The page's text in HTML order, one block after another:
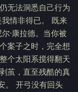
无法洞悉自己行为
情非得已。 既来
·康拉德。当你被
案子之时，完全想
个太阳系搅得翻天
茧，直至残酷的真
。 开弓没有回头